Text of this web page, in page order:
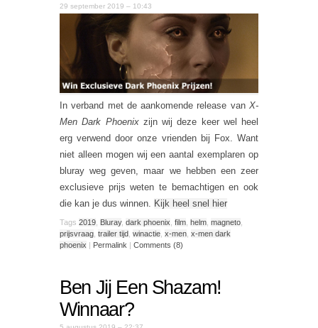
29 september 2019 – 10:43
In verband met de aankomende release van X-
Men Dark Phoenixzijn wij deze keer wel heel
erg verwend door onze vrienden bij Fox. Want
niet alleen mogen wij een aantal exemplaren op
bluray weg geven, maar we hebben een zeer
exclusieve prijs weten te bemachtigen en ook
die kan je dus winnen. Kijk heel snel hier
Tags 2019 Bluray, dark phoenix film helm magneto
prijsvraag trailer tijd winactie x-men x-men dark
phoenix | Permalink | Comments (8)
Ben Jij Een Shazam!
Winnaar?